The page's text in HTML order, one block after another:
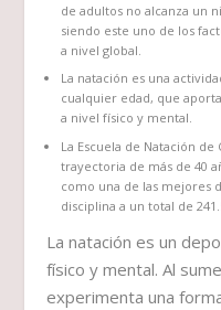
de adultos no alcanza un
siendo este uno de los
a nivel global.
La natación es una
cualquier edad, que
a nivel físico y mental.
La Escuela de Natación
trayectoria de más de 40
como una de las mejores
disciplina a un total de
La natación es un
físico y mental. Al
experimenta una